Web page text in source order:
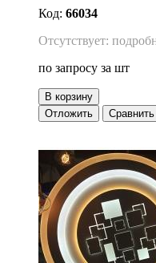
Код: 66034
Отсутствует:
по запросу за шт
В корзину
Отложить
Сравнить